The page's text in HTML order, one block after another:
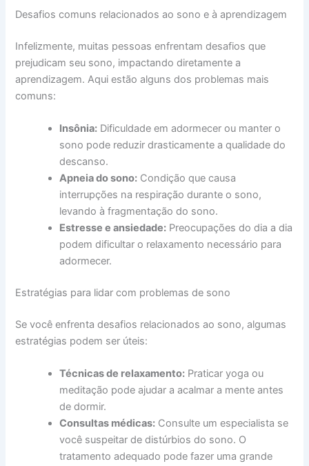
Desafios comuns relacionados ao sono e à aprendizagem
Infelizmente, muitas pessoas enfrentam desafios que
prejudicam seu sono, impactando diretamente a
aprendizagem. Aqui estão alguns dos problemas mais
comuns:
Insônia: Dificuldade em adormecer ou manter o
sono pode reduzir drasticamente a qualidade do
descanso.
Apneia do sono: Condição que causa
interrupções na respiração durante o sono,
levando à fragmentação do sono.
Estresse e ansiedade: Preocupações do dia a dia
podem dificultar o relaxamento necessário para
adormecer.
Estratégias para lidar com problemas de sono
Se você enfrenta desafios relacionados ao sono, algumas
estratégias podem ser úteis:
Técnicas de relaxamento: Praticar yoga ou
meditação pode ajudar a acalmar a mente antes
de dormir.
Consultas médicas: Consulte um especialista se
você suspeitar de distúrbios do sono. O
tratamento adequado pode fazer uma grande